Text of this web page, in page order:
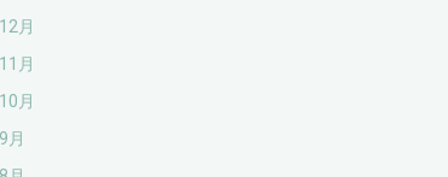
月
月
月
月